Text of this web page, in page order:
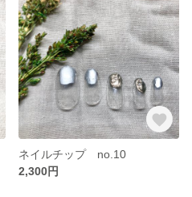
ネイルチップ no.10
2,300円